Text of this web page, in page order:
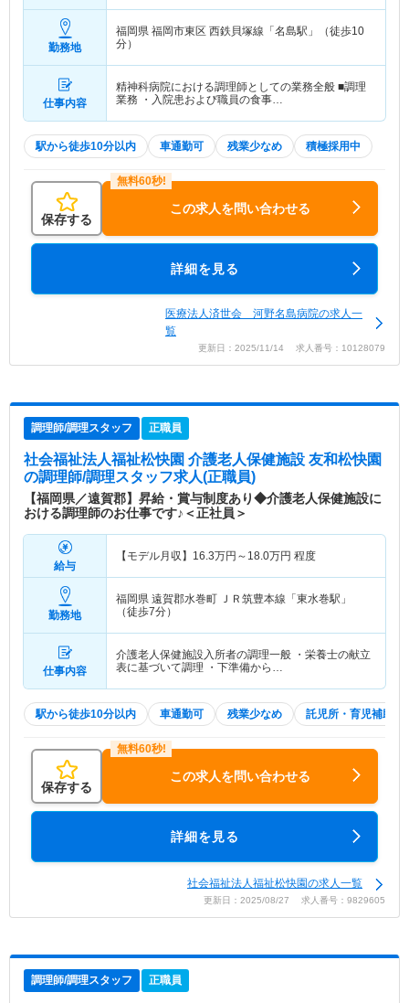
勤務地
福岡県 福岡市東区 西鉄貝塚線「名島駅」（徒歩10
分）
仕事内容
精神科病院における調理師としての業務全般 ■調理
業務 ・入院患および職員の食事…
駅から徒歩10分以内 車通勤可 残業少なめ 積極採用中
保存する
この求人を問い合わせる
詳細を見る
医療法人済世会 河野名島病院の求人一
覧
更新日：2025/11/14 求人番号：10128079
調理師/調理スタッフ 正職員
社会福祉法人福祉松快園 介護老人保健施設 友和松快園
の調理師/調理スタッフ求人(正職員)
【福岡県／遠賀郡】昇給・賞与制度あり◆介護老人保健施設に
おける調理師のお仕事です♪＜正社員＞
給与
【モデル月収】 16.3万円～ 18.0万円 程度
勤務地
福岡県 遠賀郡水巻町 ＪＲ筑豊本線「東水巻駅」
（徒歩7分）
仕事内容
介護老人保健施設入所者の調理一般 ・栄養士の献立
表に基づいて調理 ・下準備から…
駅から徒歩10分以内 車通勤可 残業少なめ 託児所・育児補助
保存する
この求人を問い合わせる
詳細を見る
社会福祉法人福祉松快園の求人一覧
更新日：2025/08/27 求人番号：9829605
調理師/調理スタッフ 正職員